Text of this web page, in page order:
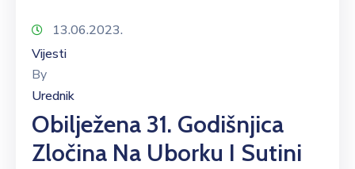
13.06.2023.
Vijesti
By
Urednik
Obilježena 31. Godišnjica
Zločina Na Uborku I Sutini